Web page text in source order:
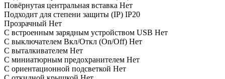
Повёрнутая центральная вставка Нет
Подходит для степени защиты (IP) IP20
Прозрачный Нет
С встроенным зарядным устройством USB Нет
С выключателем Вкл/Откл (On/Off) Нет
С выталкивателем Нет
С миниатюрным предохранителем Нет
С ориентационной подсветкой Нет